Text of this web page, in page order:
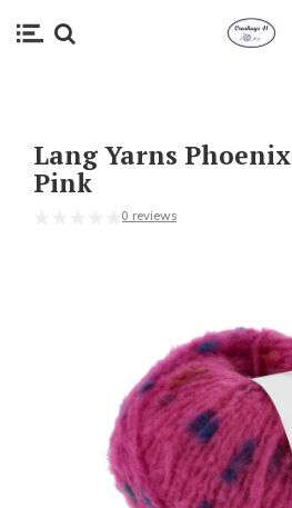
Lang Yarns
Pink
0 reviews